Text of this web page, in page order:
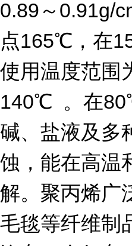
0.89～0.91g/
点165℃，在
使用温度范围
140℃ 。在
碱、盐液及多
蚀，能在高温
解。聚丙烯广
毛毯等纤维制